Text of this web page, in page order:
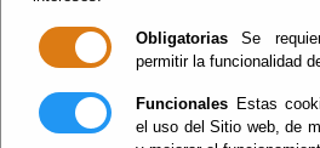
Obligatorias Se
permitir la funcionalidad
Funcionales Estas
el uso del Sitio web, de
Inicio -
FOLLETOS